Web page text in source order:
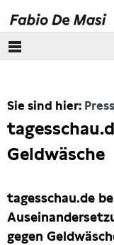
Europäisches
Themen
Pressebilder
Sie sind hier:
Geldwäsche
tagesschau.de
gegen